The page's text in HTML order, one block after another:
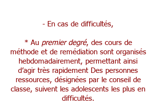
- En cas de difficultés,
* Au premier degré, des cours de
méthode et de remédiation sont organisés
hebdomadairement, permettant ainsi
d’agir très rapidement Des personnes
ressources, désignées par le conseil de
classe, suivent les adolescents les plus en
difficultés.